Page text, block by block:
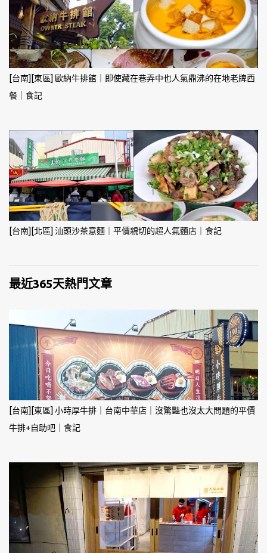
[台南][東區] 歐納牛排館｜即使藏在巷弄中也人氣鼎沸的在地老牌西
餐｜食記
[台南][北區] 汕頭沙茶意麵｜平價親切的超人氣麵店｜食記
最近365天熱門文章
[台南][東區] 小時厚牛排｜台南中華店｜沒驚豔也沒太大問題的平價
牛排+自助吧｜食記